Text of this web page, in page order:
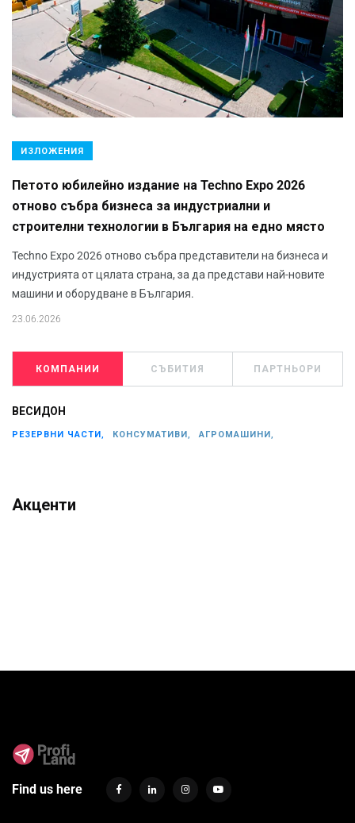
ИЗЛОЖЕНИЯ
Петото юбилейно издание на Techno Expo 2026
отново събра бизнеса за индустриални и
строителни технологии в България на едно място
Techno Expo 2026 отново събра представители на бизнеса и
индустрията от цялата страна, за да представи най-новите
машини и оборудване в България.
23.06.2026
КОМПАНИИ СЪБИТИЯ ПАРТНЬОРИ
ВЕСИДОН
РЕЗЕРВНИ ЧАСТИ, КОНСУМАТИВИ, АГРОМАШИНИ,
Акценти
Find us here